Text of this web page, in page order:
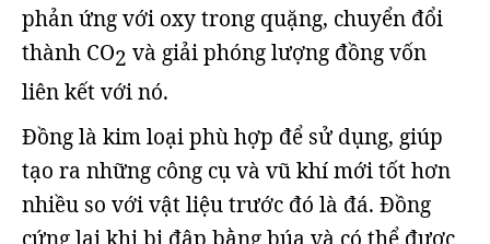
phản ứng với oxy trong quặng, chuyển đổi
thành CO2 và giải phóng lượng đồng vốn
liên kết với nó.
Đồng là kim loại phù hợp để sử dụng, giúp
tạo ra những công cụ và vũ khí mới tốt hơn
nhiều so với vật liệu trước đó là đá. Đồng
cứng lại khi bị đập bằng búa và có thể được